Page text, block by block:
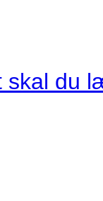
skal du